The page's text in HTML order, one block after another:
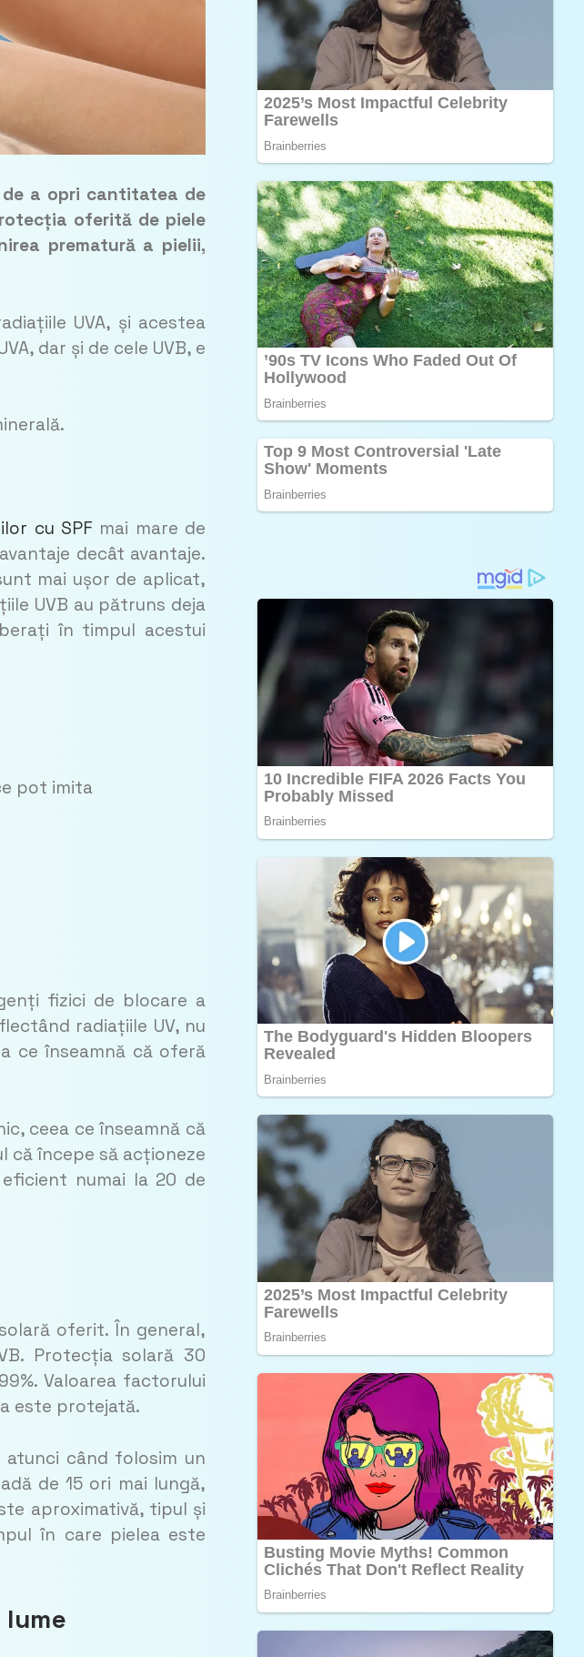
a opri cantitatea de
oferită de piele
prematură a pielii,
UVA, și acestea
dar și de cele UVB, e
cu SPF mai mare de
decât avantaje.
mai ușor de aplicat,
UVB au pătruns deja
în timpul acestui
pot imita
fizici de blocare a
radiațiile UV, nu
ce înseamnă că oferă
ceea ce înseamnă că
că începe să acționeze
numai la 20 de
oferit. În general,
Protecția solară 30
Valoarea factorului
este protejată.
atunci când folosim un
de 15 ori mai lungă,
aproximativă, tipul și
în care pielea este